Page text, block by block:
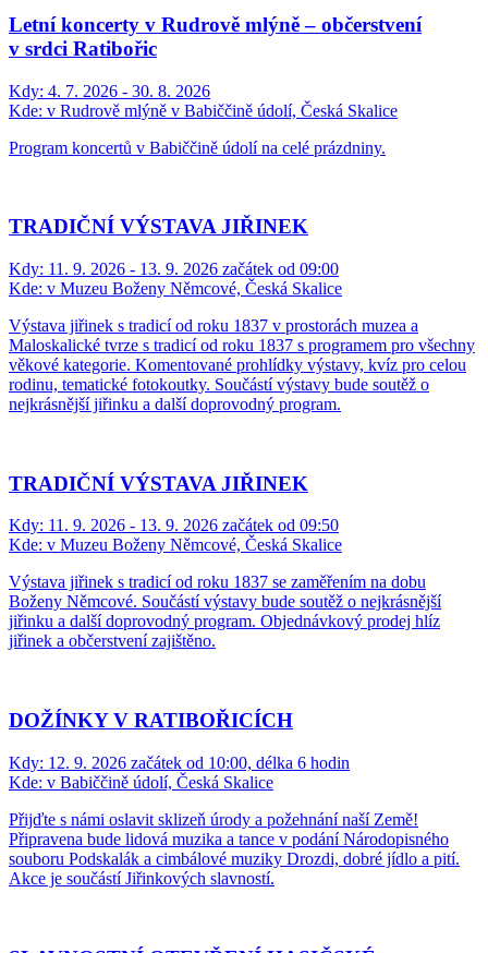
Letní koncerty v Rudrově mlýně – občerstvení
v srdci Ratibořic
Kdy: 4. 7. 2026 - 30. 8. 2026
Kde: v Rudrově mlýně v Babiččině údolí, Česká Skalice
Program koncertů v Babiččině údolí na celé prázdniny.
TRADIČNÍ VÝSTAVA JIŘINEK
Kdy: 11. 9. 2026 - 13. 9. 2026 začátek od 09:00
Kde: v Muzeu Boženy Němcové, Česká Skalice
Výstava jiřinek s tradicí od roku 1837 v prostorách muzea a
Maloskalické tvrze s tradicí od roku 1837 s programem pro všechny
věkové kategorie. Komentované prohlídky výstavy, kvíz pro celou
rodinu, tematické fotokoutky. Součástí výstavy bude soutěž o
nejkrásnější jiřinku a další doprovodný program.
TRADIČNÍ VÝSTAVA JIŘINEK
Kdy: 11. 9. 2026 - 13. 9. 2026 začátek od 09:50
Kde: v Muzeu Boženy Němcové, Česká Skalice
Výstava jiřinek s tradicí od roku 1837 se zaměřením na dobu
Boženy Němcové. Součástí výstavy bude soutěž o nejkrásnější
jiřinku a další doprovodný program. Objednávkový prodej hlíz
jiřinek a občerstvení zajištěno.
DOŽÍNKY V RATIBOŘICÍCH
Kdy: 12. 9. 2026 začátek od 10:00, délka 6 hodin
Kde: v Babiččině údolí, Česká Skalice
Přijďte s námi oslavit sklizeň úrody a požehnání naší Země!
Připravena bude lidová muzika a tance v podání Národopisného
souboru Podskalák a cimbálové muziky Drozdi, dobré jídlo a pití.
Akce je součástí Jiřinkových slavností.